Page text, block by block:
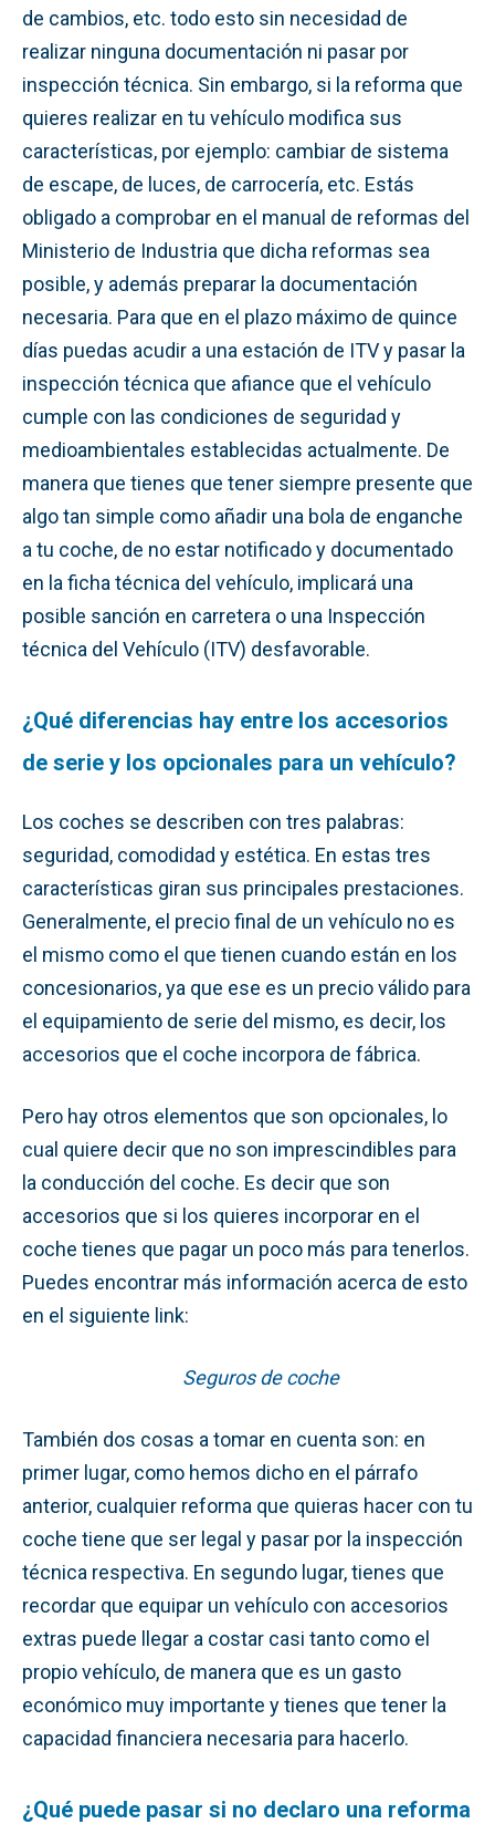
de cambios, etc. todo esto sin necesidad de
realizar ninguna documentación ni pasar por
inspección técnica. Sin embargo, si la reforma que
quieres realizar en tu vehículo modifica sus
características, por ejemplo: cambiar de sistema
de escape, de luces, de carrocería, etc. Estás
obligado a comprobar en el manual de reformas del
Ministerio de Industria que dicha reformas sea
posible, y además preparar la documentación
necesaria. Para que en el plazo máximo de quince
días puedas acudir a una estación de ITV y pasar la
inspección técnica que afiance que el vehículo
cumple con las condiciones de seguridad y
medioambientales establecidas actualmente. De
manera que tienes que tener siempre presente que
algo tan simple como añadir una bola de enganche
a tu coche, de no estar notificado y documentado
en la ficha técnica del vehículo, implicará una
posible sanción en carretera o una Inspección
técnica del Vehículo (ITV) desfavorable.
¿Qué diferencias hay entre los accesorios
de serie y los opcionales para un vehículo?
Los coches se describen con tres palabras:
seguridad, comodidad y estética. En estas tres
características giran sus principales prestaciones.
Generalmente, el precio final de un vehículo no es
el mismo como el que tienen cuando están en los
concesionarios, ya que ese es un precio válido para
el equipamiento de serie del mismo, es decir, los
accesorios que el coche incorpora de fábrica.
Pero hay otros elementos que son opcionales, lo
cual quiere decir que no son imprescindibles para
la conducción del coche. Es decir que son
accesorios que si los quieres incorporar en el
coche tienes que pagar un poco más para tenerlos.
Puedes encontrar más información acerca de esto
en el siguiente link:
Seguros de coche
También dos cosas a tomar en cuenta son: en
primer lugar, como hemos dicho en el párrafo
anterior, cualquier reforma que quieras hacer con tu
coche tiene que ser legal y pasar por la inspección
técnica respectiva. En segundo lugar, tienes que
recordar que equipar un vehículo con accesorios
extras puede llegar a costar casi tanto como el
propio vehículo, de manera que es un gasto
económico muy importante y tienes que tener la
capacidad financiera necesaria para hacerlo.
¿Qué puede pasar si no declaro una reforma